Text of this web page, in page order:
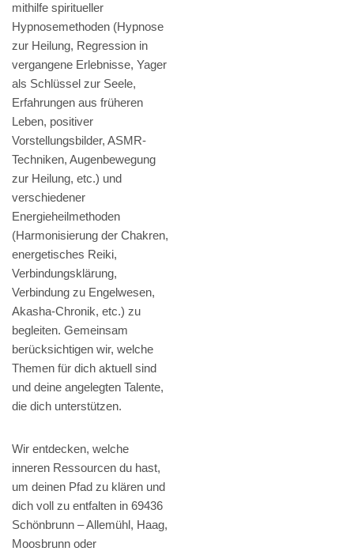
mithilfe spiritueller
Hypnosemethoden (Hypnose
zur Heilung, Regression in
vergangene Erlebnisse, Yager
als Schlüssel zur Seele,
Erfahrungen aus früheren
Leben, positiver
Vorstellungsbilder, ASMR-
Techniken, Augenbewegung
zur Heilung, etc.) und
verschiedener
Energieheilmethoden
(Harmonisierung der Chakren,
energetisches Reiki,
Verbindungsklärung,
Verbindung zu Engelwesen,
Akasha-Chronik, etc.) zu
begleiten. Gemeinsam
berücksichtigen wir, welche
Themen für dich aktuell sind
und deine angelegten Talente,
die dich unterstützen.
Wir entdecken, welche
inneren Ressourcen du hast,
um deinen Pfad zu klären und
dich voll zu entfalten in 69436
Schönbrunn – Allemühl, Haag,
Moosbrunn oder